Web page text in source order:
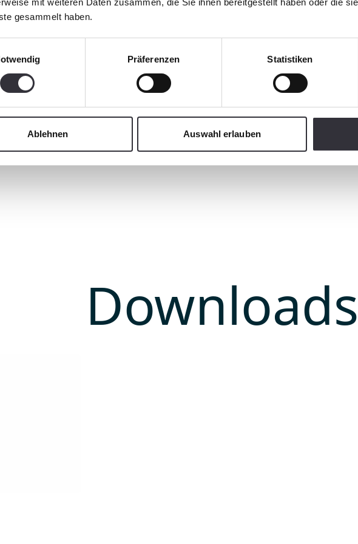
gesammelt haben.
Präferenzen Statistiken
Ablehnen Auswahl erlauben
für Steigfähigkeit
PB 600 Polar
kraftvoll im Steilhang
Downloads